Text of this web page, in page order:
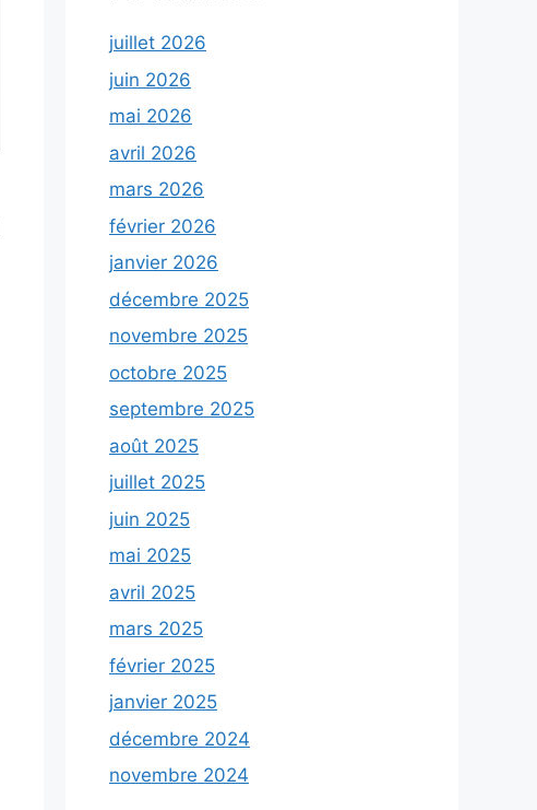
juillet 2026
juin 2026
mai 2026
avril 2026
mars 2026
février 2026
janvier 2026
décembre 2025
novembre 2025
octobre 2025
septembre 2025
août 2025
juillet 2025
juin 2025
mai 2025
avril 2025
mars 2025
février 2025
janvier 2025
décembre 2024
novembre 2024